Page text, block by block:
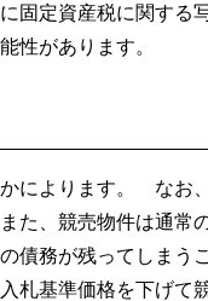
固定資産税に関する
性があります。
によります。 なお
、競売物件は通常
債務が残ってしま
基準価格を下げて